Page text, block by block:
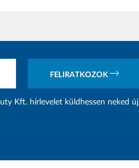
FELIRATKOZOK
Kft. hírlevelet küldhessen neked új